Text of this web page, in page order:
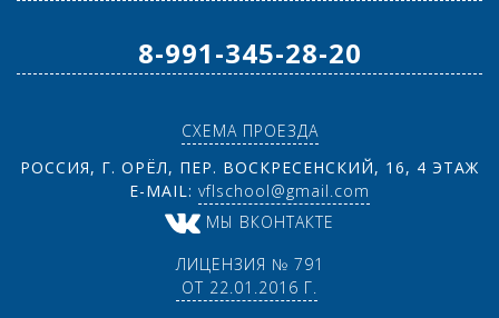
8-991-345-28-20
СХЕМА ПРОЕЗДА
РОССИЯ, Г. ОРЁЛ, ПЕР. ВОСКРЕСЕНСКИЙ, 16, 4 ЭТАЖ
E-MAIL: vflschool@gmail.com
МЫ ВКОНТАКТЕ
ЛИЦЕНЗИЯ № 791
ОТ 22.01.2016 Г.